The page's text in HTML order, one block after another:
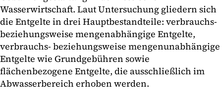
Wasserwirtschaft. Laut Untersuchung gliedern sich
die Entgelte in drei Hauptbestandteile: verbrauchs-
beziehungsweise mengenabhängige Entgelte,
verbrauchs- beziehungsweise mengenunabhängige
Entgelte wie Grundgebühren sowie
flächenbezogene Entgelte, die ausschließlich im
Abwasserbereich erhoben werden.